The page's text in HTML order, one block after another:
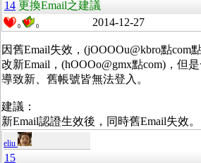
14 更換Email之建議
0 0 2014-12-27
因舊Email失效，(jOOOOu@kbro點com
改新Email，(hOOOo@gmx點com)，但
導致新、舊帳號皆無法登入。
建議：
新Email認證生效後，同時舊Email失效。
eliu
15